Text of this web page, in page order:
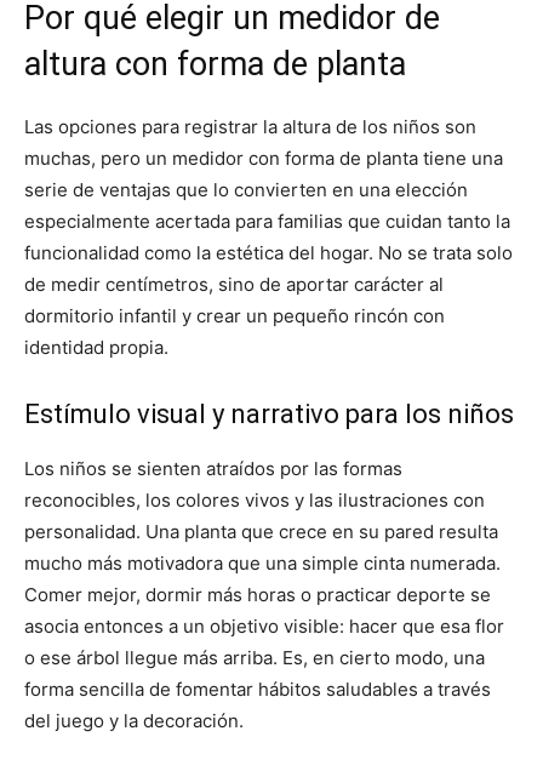
Por qué elegir un medidor de
altura con forma de planta
Las opciones para registrar la altura de los niños son
muchas, pero un medidor con forma de planta tiene una
serie de ventajas que lo convierten en una elección
especialmente acertada para familias que cuidan tanto la
funcionalidad como la estética del hogar. No se trata solo
de medir centímetros, sino de aportar carácter al
dormitorio infantil y crear un pequeño rincón con
identidad propia.
Estímulo visual y narrativo para los niños
Los niños se sienten atraídos por las formas
reconocibles, los colores vivos y las ilustraciones con
personalidad. Una planta que crece en su pared resulta
mucho más motivadora que una simple cinta numerada.
Comer mejor, dormir más horas o practicar deporte se
asocia entonces a un objetivo visible: hacer que esa flor
o ese árbol llegue más arriba. Es, en cierto modo, una
forma sencilla de fomentar hábitos saludables a través
del juego y la decoración.